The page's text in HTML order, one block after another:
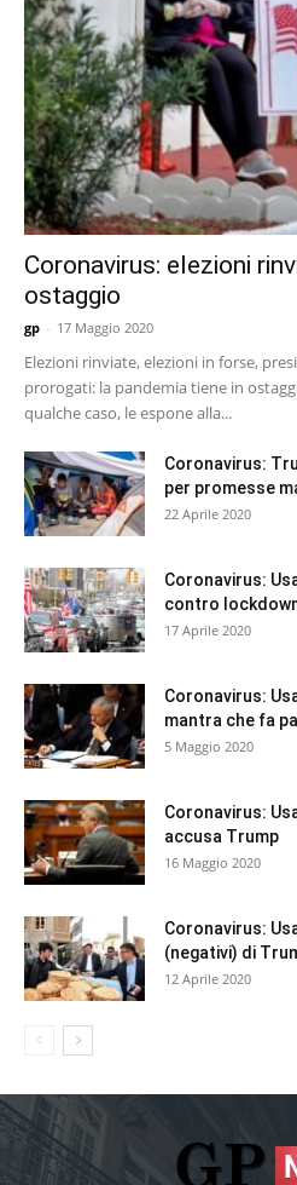
Coronavirus: elezioni
ostaggio
gp - 17 Maggio 2020
Elezioni rinviate, elezioni in forse,
prorogati: la pandemia tiene in
qualche caso, le espone alla...
Coronavirus:
per promesse
22 Aprile 2020
Coronavirus:
contro
17 Aprile 2020
Coronavirus:
mantra che fa
5 Maggio 2020
Coronavirus:
accusa Trump
16 Maggio 2020
Coronavirus:
(negativi) di
12 Aprile 2020